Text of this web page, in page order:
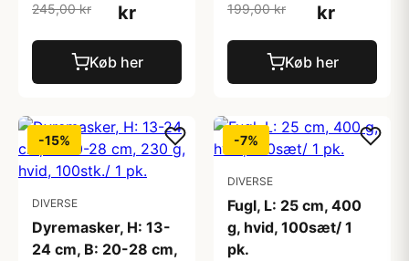
245,00 kr
kr
Køb her
199,00 kr
kr
Køb her
-15%
DIVERSE
Dyremasker, H: 13-
24 cm, B: 20-28 cm,
-7%
DIVERSE
Fugl, L: 25 cm, 400
g, hvid, 100sæt/ 1
pk.